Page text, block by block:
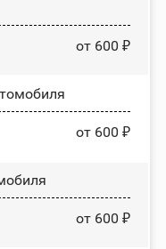
от 600 ₽
от 600 ₽
от 600 ₽